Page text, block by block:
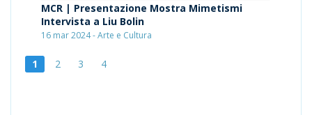
MCR | Presentazione Mostra Mimetismi
Intervista a Liu Bolin
16 mar 2024 - Arte e Cultura
1 2 3 4